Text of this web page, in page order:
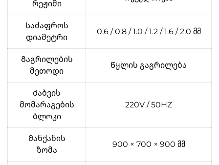
რეჟიმი
Საძაფროს
დიამეტრი
0.6 / 0.8 / 1.0 / 1.2 / 1.6 / 2.0 მმ
Გაგრილების
მეთოდი
Წყლის გაგრილება
Ძაბვის
მომარაგების
ბლოკი
220V / 50HZ
Მანქანის
ზომა
900 × 700 × 900 მმ